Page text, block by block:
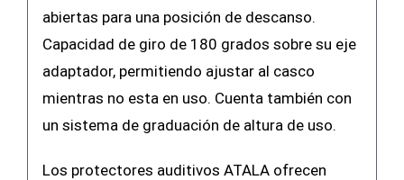
abiertas para una posición de descanso.
Capacidad de giro de 180 grados sobre su eje
adaptador, permitiendo ajustar al casco
mientras no esta en uso. Cuenta también con
un sistema de graduación de altura de uso.
Los protectores auditivos ATALA ofrecen